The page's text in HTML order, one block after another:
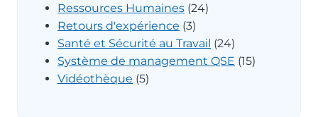
Ressources Humaines (24)
Retours d'expérience (3)
Santé et Sécurité au Travail (24)
Système de management QSE (15)
Vidéothèque (5)